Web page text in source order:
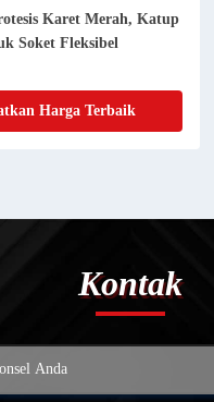
Karet Merah, Katup
Soket Fleksibel
Harga Terbaik
Kontak